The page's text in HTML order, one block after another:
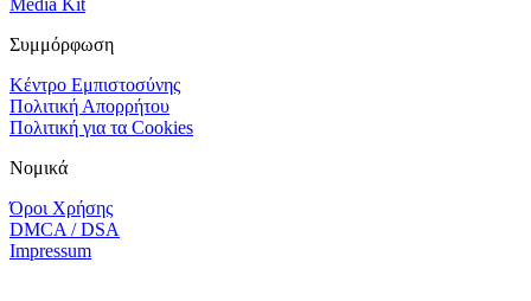
Συμμόρφωση
Κέντρο Εμπιστοσύνης
Πολιτική Απορρήτου
Πολιτική για τα Cookies
Νομικά
Όροι Χρήσης
DMCA / DSA
Impressum